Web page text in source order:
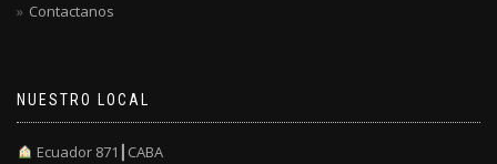
Contactanos
NUESTRO LOCAL
Ecuador 871┃CABA